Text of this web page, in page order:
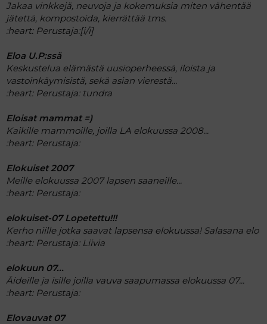
Jakaa vinkkejä, neuvoja ja kokemuksia miten vähentää
jätettä, kompostoida, kierrättää tms.
:heart: Perustaja:[i/i]
Eloa U.P:ssä
Keskustelua elämästä uusioperheessä, iloista ja
vastoinkäymisistä, sekä asian vierestä...
:heart: Perustaja: tundra
Eloisat mammat =)
Kaikille mammoille, joilla LA elokuussa 2008...
:heart: Perustaja:
Elokuiset 2007
Meille elokuussa 2007 lapsen saaneille...
:heart: Perustaja:
elokuiset-07 Lopetettu!!!
Kerho niille jotka saavat lapsensa elokuussa! Salasana elo
:heart: Perustaja: Liivia
elokuun 07...
Äideille ja isille joilla vauva saapumassa elokuussa 07...
:heart: Perustaja:
Elovauvat 07